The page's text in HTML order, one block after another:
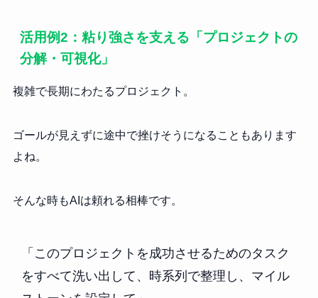
活用例2：粘り強さを支える「プロジェクトの
分解・可視化」
複雑で長期にわたるプロジェクト。
ゴールが見えずに途中で挫けそうになることもあります
よね。
そんな時もAIは頼れる相棒です。
「このプロジェクトを成功させるためのタスク
をすべて洗い出して、時系列で整理し、マイル